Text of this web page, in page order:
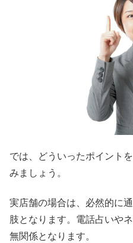
では、どういったポイント
みましょう。
実店舗の場合は、必然的に
肢となります。電話占いや
無関係となります。